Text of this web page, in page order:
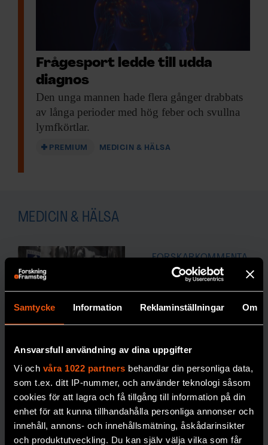
Samtycke Information Reklaminställningar Om
Ansvarsfull användning av dina uppgifter
Vi och våra 1022 partners behandlar din personliga data,
som t.ex. ditt IP-nummer, och använder teknologi såsom
cookies för att lagra och få tillgång till information på din
enhet för att kunna tillhandahålla personliga annonser och
innehåll, annons- och innehållsmätning, åskådarinsikter
och produktutveckling. Du kan själv välja vilka som får
Frågesport ledde till udda
diagnos
Den unga mannen hade flera gånger drabbats
av långa perioder med hög feber och svullna
lymfkörtlar.
PREMIUM MEDICIN & HÄLSA
MEDICIN & HÄLSA
Så ska döda
återuppstå
i Sverige
Att frysa nersin
kropp inför en
eventuell
återuppståndelse
FORSKARKOMMENTA
Johan Jendle
”Ge
personer
med typ 2-
diabetes
samma
teknik som
de med typ
1”
Att de